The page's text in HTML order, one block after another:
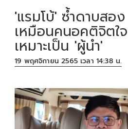
'แรมโบ้' ซ้ำดาบสอ
เหมือนคนอคติจิตใ
เหมาะเป็น 'ผู้นำ'
19 พฤศจิกายน 2565 เวลา 14:38 น.